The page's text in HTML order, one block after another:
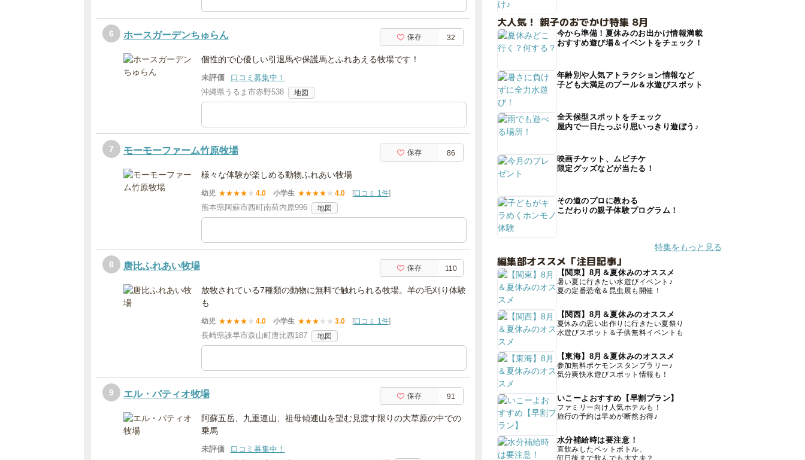
6 ホースガーデンちゅらん 保存 32
個性的で心優しい引退馬や保護馬とふれあえる牧場です！
未評価
口コミ募集中！
沖縄県うるま市赤野538
地図
7 モーモーファーム竹原牧場 保存 86
様々な体験が楽しめる動物ふれあい牧場
幼児 ★★★★ ★ 4.0 小学生 ★★★★ ★ 4.0 [口コミ 1件]
熊本県阿蘇市西町南荷内原996 地図
8 唐比ふれあい牧場 保存 110
放牧されている7種類の動物に無料で触れられる牧場。羊の毛刈り体験
も
幼児 ★★★★ ★ 4.0 小学生 ★★★ ★ ★ 3.0 [口コミ 1件]
長崎県諫早市森山町唐比西187 地図
9 エル・パティオ牧場 保存 91
阿蘇五岳、九重連山、祖母傾連山を望む見渡す限りの大草原の中での
乗馬
未評価
口コミ募集中！
大人気！ 親子のおでかけ特集 8月
今から準備！夏休みのお出かけ情報満載
おすすめ遊び場＆イベントをチェック！
年齢別や人気アトラクション情報など
子ども大満足のプール＆水遊びスポット
全天候型スポットをチェック
屋内で一日たっぷり思いっきり遊ぼう♪
映画チケット、ムビチケ
限定グッズなどが当たる！
その道のプロに教わる
こだわりの親子体験プログラム！
特集をもっと見る
編集部オススメ「注目記事」
【関東】8月＆夏休みのオススメ
暑い夏に行きたい水遊びイベント♪
夏の定番恐竜＆昆虫展も開催！
【関西】8月＆夏休みのオススメ
夏休みの思い出作りに行きたい夏祭り
水遊びスポット＆子供無料イベントも
【東海】8月＆夏休みのオススメ
参加無料ポケモンスタンプラリー♪
気分爽快水遊びスポット情報も！
いこーよおすすめ【早割プラン】
ファミリー向け人気ホテルも！
旅行の予約は早めが断然お得♪
水分補給時は要注意！
直飲みしたペットボトル、
何日後まで飲んでも大丈夫？